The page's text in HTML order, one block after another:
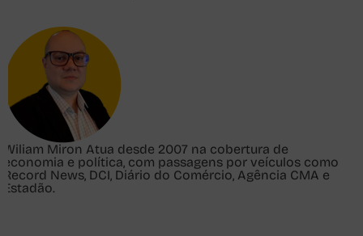
Wiliam Miron Atua desde 2007 na cobertura de
economia e política, com passagens por veículos como
Record News, DCI, Diário do Comércio, Agência CMA e
Estadão.